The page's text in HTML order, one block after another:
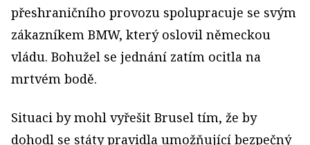
přeshraničního provozu spolupracuje se svým
zákazníkem BMW, který oslovil německou
vládu. Bohužel se jednání zatím ocitla na
mrtvém bodě.
Situaci by mohl vyřešit Brusel tím, že by
dohodl se státy pravidla umožňující bezpečný